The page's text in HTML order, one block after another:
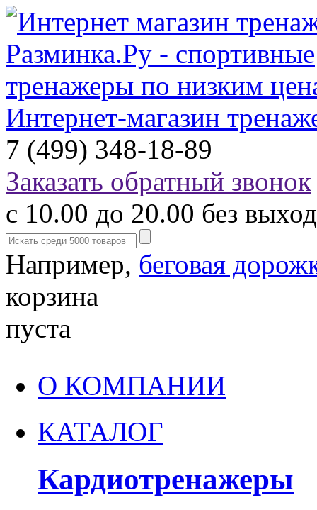
Интернет-магазин
7 (499) 348-18-89
Заказать обратный звонок
с 10.00 до 20.00 без
Например, беговая
корзина
пуста
О КОМПАНИИ
КАТАЛОГ
Кардиотренажеры